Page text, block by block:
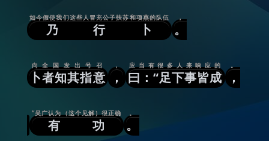
乃行卜
如今假使我们这些人冒充公子扶苏和项燕的队伍
。
，
卜者知其指意
向全国发出号召
，
，
曰：“足下事皆成
应当有很多人来响应的
，
。
有功
”吴广认为（这个见解）很正确
。
。